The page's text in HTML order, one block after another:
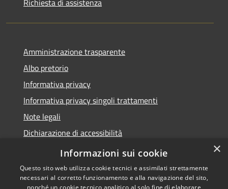
Richiesta di assistenza
Amministrazione trasparente
Albo pretorio
Informativa privacy
Informativa privacy singoli trattamenti
Note legali
Dichiarazione di accessibilità
Obiettivi di accessibilità
×
Informazioni sui cookie
Questo sito web utilizza cookie tecnici e assimilati strettamente
necessari al corretto funzionamento e alla navigazione del sito,
nonché un cookie tecnico analitico al solo fine di elaborare